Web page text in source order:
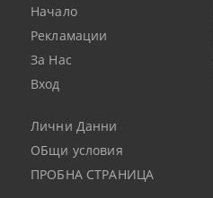
Начало
Рекламации
За Нас
Вход
Лични Данни
ОБщи условия
ПРОБНА СТРАНИЦА